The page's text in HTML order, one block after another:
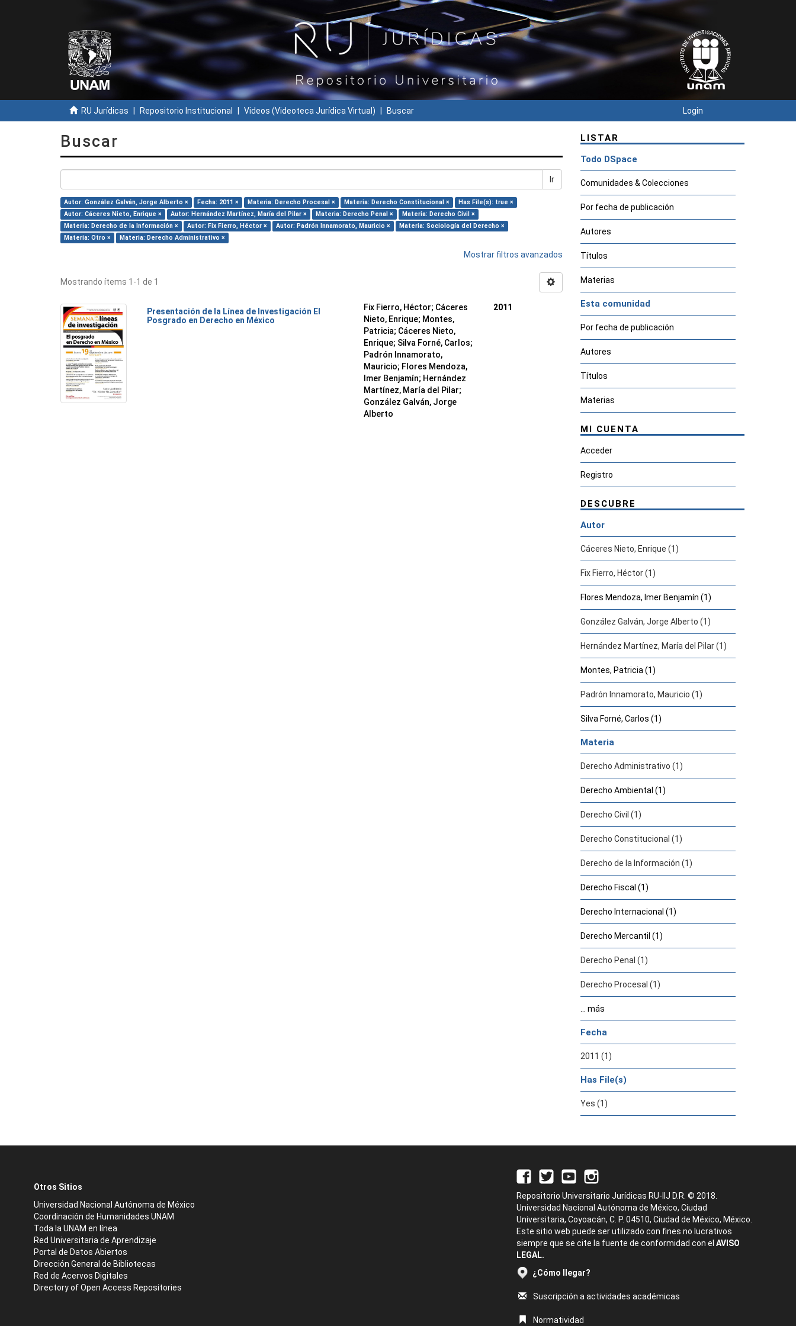
RU Jurídicas Repositorio Institucional Videos (Videoteca Jurídica Virtual) Buscar Login
Buscar
Ir
Autor: González Galván, Jorge Alberto × Fecha: 2011 × Materia: Derecho Procesal × Materia: Derecho Constitucional ×
Has File(s): true ×
Autor: Cáceres Nieto, Enrique ×
Autor: Hernández Martínez, María del Pilar × Materia: Derecho Penal ×
Materia: Derecho Civil ×
Materia: Derecho de la Información ×
Autor: Fix Fierro, Héctor × Autor: Padrón Innamorato, Mauricio ×
Materia: Sociología del Derecho ×
Materia: Otro ×
Materia: Derecho Administrativo ×
Mostrar filtros avanzados
Mostrando ítems 1-1 de 1
Presentación de la Línea de Investigación El
Posgrado en Derecho en México
Fix Fierro, Héctor; Cáceres
Nieto, Enrique; Montes,
Patricia; Cáceres Nieto,
Enrique; Silva Forné, Carlos;
Padrón Innamorato,
Mauricio; Flores Mendoza,
Imer Benjamín; Hernández
Martínez, María del Pilar;
González Galván, Jorge
Alberto
2011
LISTAR
Todo DSpace
Comunidades & Colecciones
Por fecha de publicación
Autores
Títulos
Materias
Esta comunidad
Por fecha de publicación
Autores
Títulos
Materias
MI CUENTA
Acceder
Registro
DESCUBRE
Autor
Cáceres Nieto, Enrique (1)
Fix Fierro, Héctor (1)
Flores Mendoza, Imer Benjamín (1)
González Galván, Jorge Alberto (1)
Hernández Martínez, María del Pilar (1)
Montes, Patricia (1)
Padrón Innamorato, Mauricio (1)
Silva Forné, Carlos (1)
Materia
Derecho Administrativo (1)
Derecho Ambiental (1)
Derecho Civil (1)
Derecho Constitucional (1)
Derecho de la Información (1)
Derecho Fiscal (1)
Derecho Internacional (1)
Derecho Mercantil (1)
Derecho Penal (1)
Derecho Procesal (1)
... más
Fecha
2011 (1)
Has File(s)
Yes (1)
Otros Sitios
Universidad Nacional Autónoma de México
Coordinación de Humanidades UNAM
Toda la UNAM en línea
Red Universitaria de Aprendizaje
Portal de Datos Abiertos
Dirección General de Bibliotecas
Red de Acervos Digitales
Directory of Open Access Repositories
Repositorio Universitario Jurídicas RU-IIJ D.R. © 2018.
Universidad Nacional Autónoma de México, Ciudad
Universitaria, Coyoacán, C. P. 04510, Ciudad de México, México.
Este sitio web puede ser utilizado con fines no lucrativos
siempre que se cite la fuente de conformidad con el AVISO
LEGAL.
¿Cómo llegar?
Suscripción a actividades académicas
Normatividad